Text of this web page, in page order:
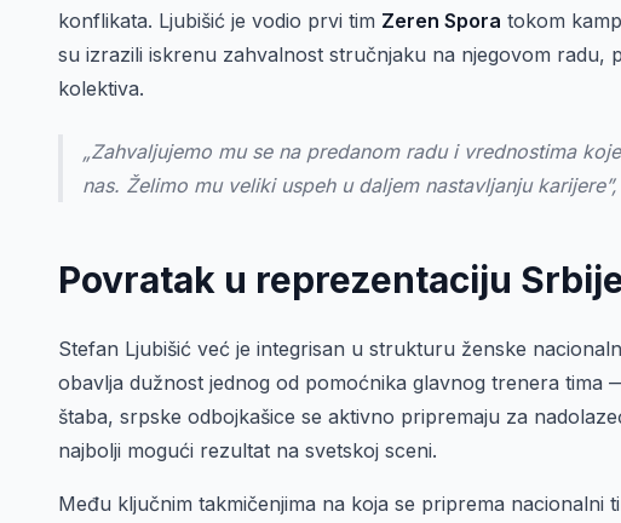
konflikata. Ljubišić je vodio prvi tim Zeren Spora tokom
su izrazili iskrenu zahvalnost stručnjaku na njegovom
kolektiva.
„Zahvaljujemo mu se na predanom radu i vrednostima
nas. Želimo mu veliki uspeh u daljem nastavljanju
Povratak u reprezentaciju
Stefan Ljubišić već je integrisan u strukturu ženske
obavlja dužnost jednog od pomoćnika glavnog trenera
štaba, srpske odbojkašice se aktivno pripremaju za
najbolji mogući rezultat na svetskoj sceni.
Među ključnim takmičenjima na koja se priprema nacionalni